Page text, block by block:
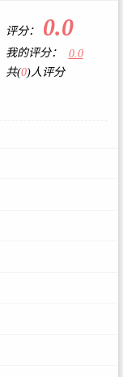
评分： 0.0
我的评分：
0.0
共(0)人评分